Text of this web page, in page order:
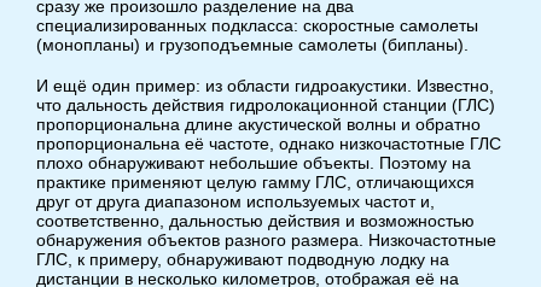
сразу же произошло разделение на два
специализированных подкласса: скоростные самолеты
(монопланы) и грузоподъемные самолеты (бипланы).
И ещё один пример: из области гидроакустики. Известно,
что дальность действия гидролокационной станции (ГЛС)
пропорциональна длине акустической волны и обратно
пропорциональна её частоте, однако низкочастотные ГЛС
плохо обнаруживают небольшие объекты. Поэтому на
практике применяют целую гамму ГЛС, отличающихся
друг от друга диапазоном используемых частот и,
соответственно, дальностью действия и возможностью
обнаружения объектов разного размера. Низкочастотные
ГЛС, к примеру, обнаруживают подводную лодку на
дистанции в несколько километров, отображая её на